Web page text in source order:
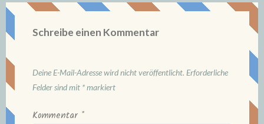
Schreibe einen Kommentar
Deine E-Mail-Adresse wird nicht veröffentlicht. Erforderliche
Felder sind mit *markiert
Kommentar *